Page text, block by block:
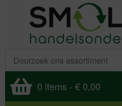
0 items - € 0,00